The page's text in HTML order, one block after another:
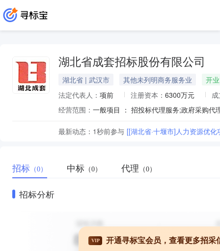
湖北省成套招标股份有限公司
湖北省 | 武汉市 其他未列明商务服务业
开业
法定代表人： 项前 注册资本： 6300万元
经营范围：
最新动态： 1秒前参与 [[湖北省·十堰市]人力资源优
招标 （0） 中标 （0） 代理 （0）
招标分析
VIP 开通寻标宝会员，查看更多招采